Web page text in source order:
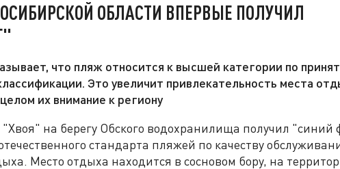
ОБЛАСТИ ВПЕРВЫЕ ПОЛУЧИЛ
что пляж относится к высшей категории по
Это увеличит привлекательность места
их внимание к региону
на берегу Обского водохранилища получил "синий
стандарта пляжей по качеству
Место отдыха находится в сосновом бору, на